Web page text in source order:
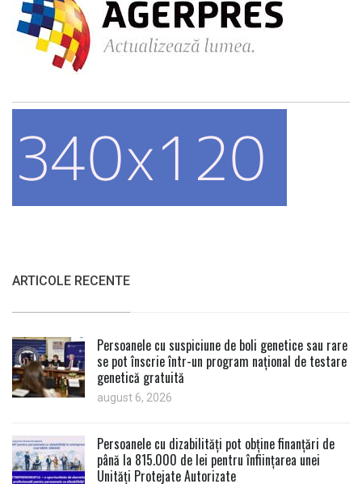
ARTICOLE RECENTE
Persoanele cu suspiciune de boli genetice sau rare
se pot înscrie într-un program național de testare
genetică gratuită
august 6, 2026
Persoanele cu dizabilități pot obține finanțări de
până la 815.000 de lei pentru înființarea unei
Unități Protejate Autorizate